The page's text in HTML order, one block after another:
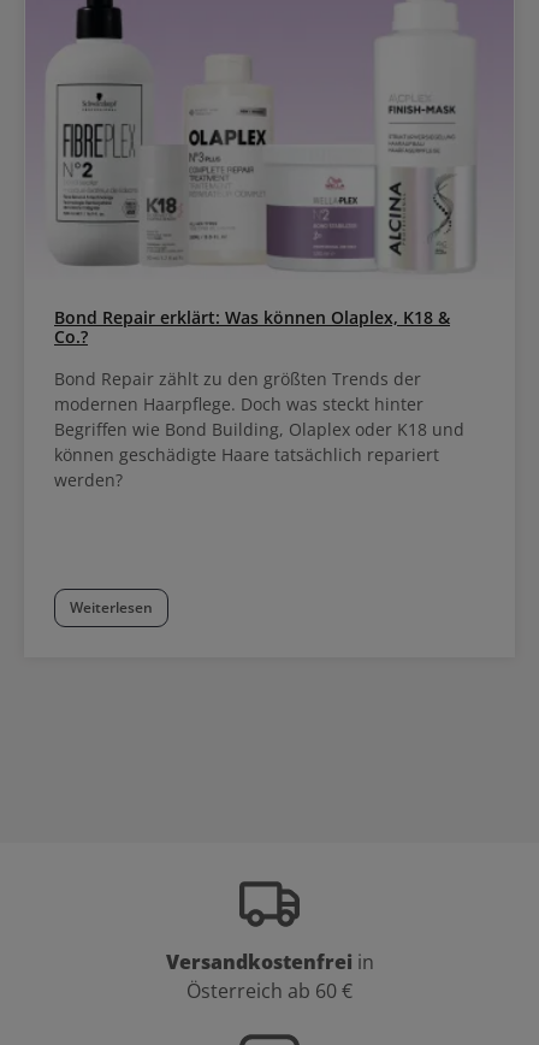
Bond Repair erklärt: Was können Olaplex, K18 &
Co.?
Bond Repair zählt zu den größten Trends der
modernen Haarpflege. Doch was steckt hinter
Begriffen wie Bond Building, Olaplex oder K18 und
können geschädigte Haare tatsächlich repariert
werden?
Weiterlesen
Versandkostenfrei in
Österreich ab 60 €